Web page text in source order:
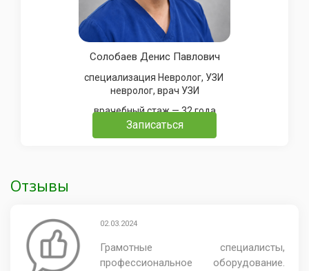
Солобаев Денис Павлович
специализация Невролог, УЗИ
невролог, врач УЗИ
врачебный стаж — 32 года
Записаться
Отзывы
02.03.2024
Грамотные специалисты,
профессиональное оборудование.